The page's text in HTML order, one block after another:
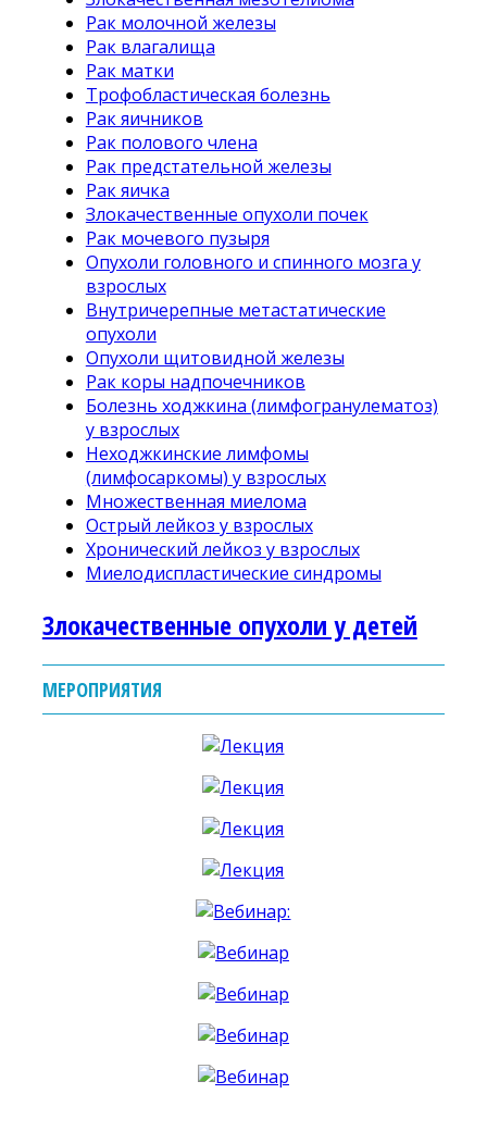
Рак молочной железы
Рак влагалища
Рак матки
Трофобластическая болезнь
Рак яичников
Рак полового члена
Рак предстательной железы
Рак яичка
Злокачественные опухоли почек
Рак мочевого пузыря
Опухоли головного и спинного мозга у
взрослых
Внутричерепные метастатические
опухоли
Опухоли щитовидной железы
Рак коры надпочечников
Болезнь ходжкина (лимфогранулематоз)
у взрослых
Неходжкинские лимфомы
(лимфосаркомы) у взрослых
Множественная миелома
Острый лейкоз у взрослых
Хронический лейкоз у взрослых
Миелодиспластические синдромы
Злокачественные опухоли у детей
МЕРОПРИЯТИЯ